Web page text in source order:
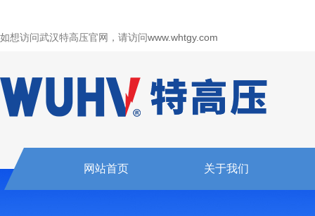
如想访问武汉特高压官网，请访问www.whtgy.com
网站首页 关于我们